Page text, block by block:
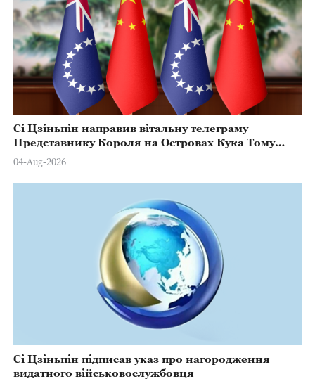
Сі Цзіньпін направив вітальну телеграму
Представнику Короля на Островах Кука Тому
Марстерсу з нагоди Дня Конституції
04-Aug-2026
Сі Цзіньпін підписав указ про нагородження
видатного військовослужбовця